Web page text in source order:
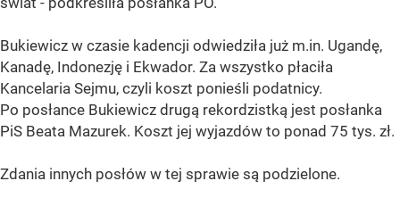
Bukiewicz w czasie kadencji odwiedziła już m.in. Ugandę,
Kanadę, Indonezję i Ekwador. Za wszystko płaciła
Kancelaria Sejmu, czyli koszt ponieśli podatnicy.
Po posłance Bukiewicz drugą rekordzistką jest posłanka
PiS Beata Mazurek. Koszt jej wyjazdów to ponad 75 tys. zł.
Zdania innych posłów w tej sprawie są podzielone.